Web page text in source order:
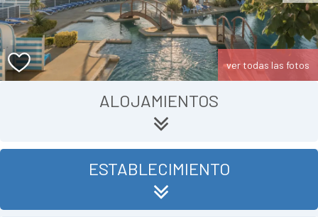
ver todas las fotos
ALOJAMIENTOS
ESTABLECIMIENTO